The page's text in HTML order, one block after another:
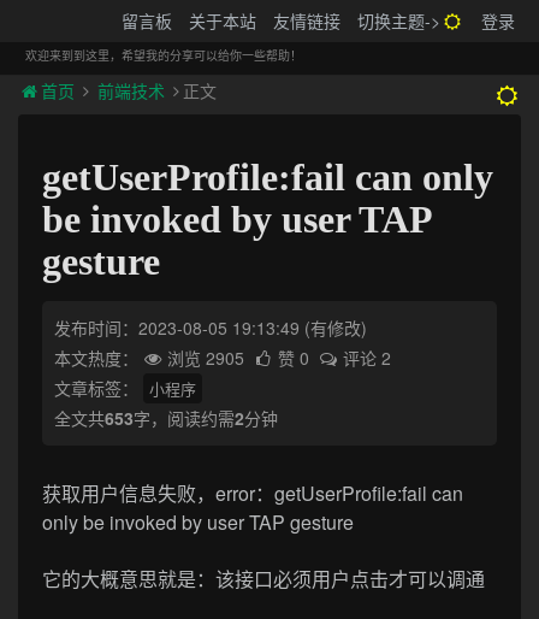
留言板 关于本站 友情链接 切换主题-> 登录
欢迎来到到这里，希望我的分享可以给你一些帮助！
首页 前端技术 正文
getUserProfile:fail can only
be invoked by user TAP
gesture
发布时间：2023-08-05 19:13:49 (有修改)
本文热度：
浏览 2905 赞 0
评论 2
文章标签：
小程序
全文共653字，阅读约需2分钟
获取用户信息失败，error： getUserProfile:fail can
only be invoked by user TAP gesture
它的大概意思就是： 该接口必须用户点击才可以调通